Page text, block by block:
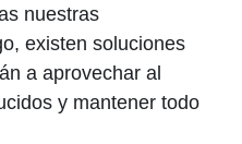
nuestras
existen soluciones
a aprovechar al
y mantener⁤ todo